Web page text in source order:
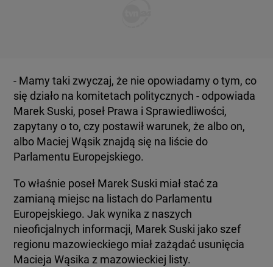
- Mamy taki zwyczaj, że nie opowiadamy o tym, co
się działo na komitetach politycznych - odpowiada
Marek Suski, poseł Prawa i Sprawiedliwości,
zapytany o to, czy postawił warunek, że albo on,
albo Maciej Wąsik znajdą się na liście do
Parlamentu Europejskiego.
To właśnie poseł Marek Suski miał stać za
zamianą miejsc na listach do Parlamentu
Europejskiego. Jak wynika z naszych
nieoficjalnych informacji, Marek Suski jako szef
regionu mazowieckiego miał zażądać usunięcia
Macieja Wąsika z mazowieckiej listy.